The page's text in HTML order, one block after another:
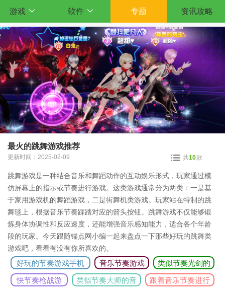
游戏 软件 专题 资讯攻略
最火的跳舞游戏推荐
更新时间：2025-02-09 共10款
跳舞游戏是一种结合音乐和舞蹈动作的互动娱乐形式，玩家通过模
仿屏幕上的指示或节奏进行游戏。这类游戏通常分为两类：一是基
于家用游戏机的舞蹈游戏，二是街舞机类游戏。玩家站在特制的跳
舞毯上，根据音乐节奏踩踏对应的箭头按钮。跳舞游戏不仅能够锻
炼身体协调性和反应速度，还能增强音乐感知能力，适合各个年龄
段的玩家。今天跟随锚点网小编一起来盘点一下那些好玩的跳舞类
游戏吧，看看有没有你所喜欢的。
好玩的节奏游戏手机
版推荐
音乐节奏游戏
大全
类似节奏光剑的
游戏
快节奏枪战游
戏合集
类似节奏大师的音
乐游戏
跟着音乐节奏进行
的游戏